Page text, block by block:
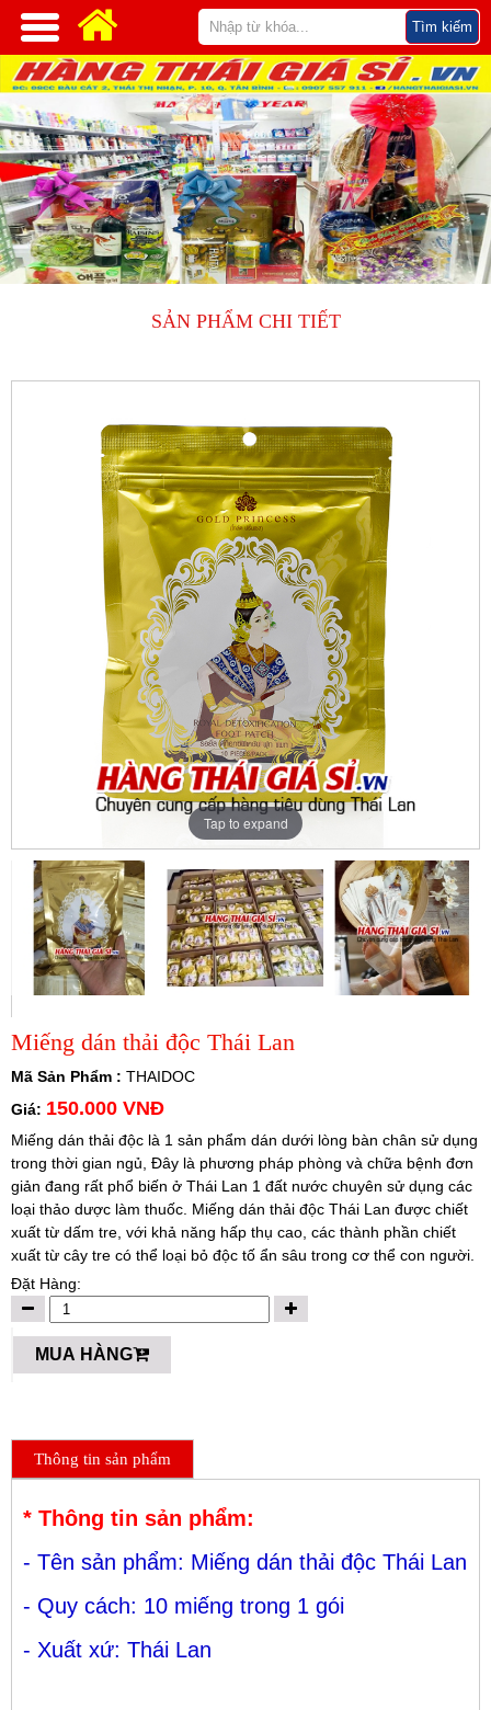
SẢN PHẨM CHI TIẾT
Tap to expand
Miếng dán thải độc Thái Lan
Mã Sản Phẩm : THAIDOC
Giá: 150.000 VNĐ
Miếng dán thải độc là 1 sản phẩm dán dưới lòng bàn chân sử dụng
trong thời gian ngủ, Đây là phương pháp phòng và chữa bệnh đơn
giản đang rất phổ biến ở Thái Lan 1 đất nước chuyên sử dụng các
loại thảo dược làm thuốc. Miếng dán thải độc Thái Lan được chiết
xuất từ dấm tre, với khả năng hấp thụ cao, các thành phần chiết
xuất từ cây tre có thể loại bỏ độc tố ẩn sâu trong cơ thể con người.
Đặt Hàng:
MUA HÀNG
Thông tin sản phẩm
* Thông tin sản phẩm:
- Tên sản phẩm: Miếng dán thải độc Thái Lan
- Quy cách: 10 miếng trong 1 gói
- Xuất xứ: Thái Lan